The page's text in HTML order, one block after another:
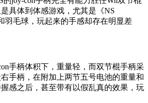
具体到体感游戏，尤其是《NS
羽毛球，玩起来的手感却存在明显差
手柄体积下，重量轻，而双节棍手柄采
手柄，在附加上两节五号电池的重量和
感之后，甚至带有以假乱真的效果，玩